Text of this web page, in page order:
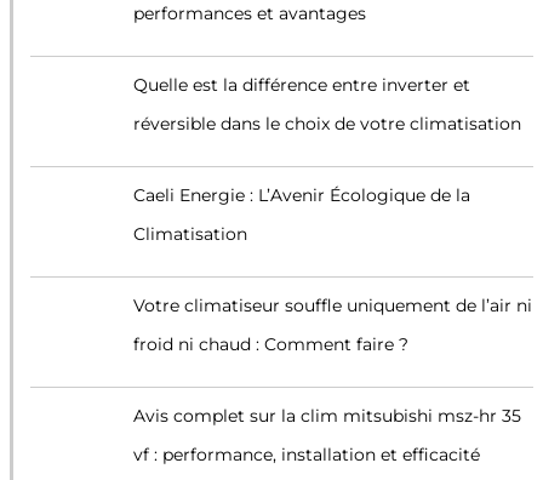
performances et avantages
Quelle est la différence entre inverter et
réversible dans le choix de votre climatisation
Caeli Energie : L’Avenir Écologique de la
Climatisation
Votre climatiseur souffle uniquement de l’air ni
froid ni chaud : Comment faire ?
Avis complet sur la clim mitsubishi msz-hr 35
vf : performance, installation et efficacité